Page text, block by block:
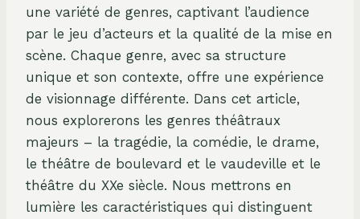
une variété de genres, captivant l’audience
par le jeu d’acteurs et la qualité de la mise en
scène. Chaque genre, avec sa structure
unique et son contexte, offre une expérience
de visionnage différente. Dans cet article,
nous explorerons les genres théâtraux
majeurs – la tragédie, la comédie, le drame,
le théâtre de boulevard et le vaudeville et le
théâtre du XXe siècle. Nous mettrons en
lumière les caractéristiques qui distinguent